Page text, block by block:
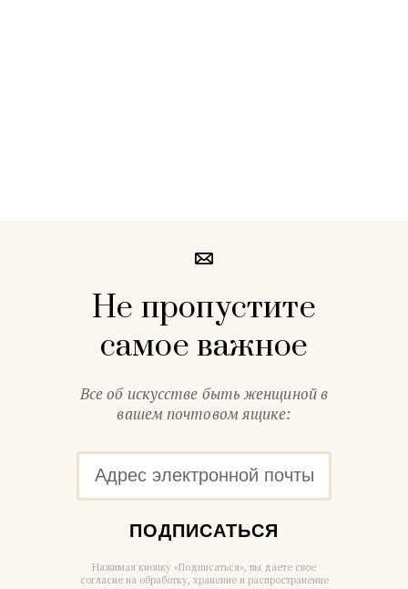
Не пропустите
самое важное
Все об искусстве быть женщиной в
вашем почтовом ящике:
ПОДПИСАТЬСЯ
Нажимая кнопку «Подписаться», вы даете свое
согласие на обработку, хранение и распространение